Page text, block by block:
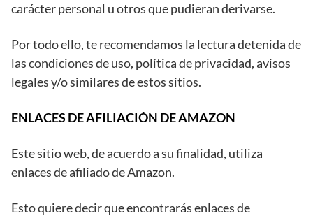
carácter personal u otros que pudieran derivarse.
Por todo ello, te recomendamos la lectura detenida de
las condiciones de uso, política de privacidad, avisos
legales y/o similares de estos sitios.
ENLACES DE AFILIACIÓN DE AMAZON
Este sitio web, de acuerdo a su finalidad, utiliza
enlaces de afiliado de Amazon.
Esto quiere decir que encontrarás enlaces de